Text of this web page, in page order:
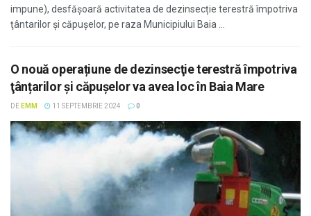
impune), desfășoară activitatea de dezinsecție terestră împotriva
ţântarilor şi căpuşelor, pe raza Municipiului Baia ...
O nouă operațiune de dezinsecţie terestră împotriva
ţânțarilor şi căpuşelor va avea loc în Baia Mare
DE EMM 11 SEPTEMBRIE 2024 0